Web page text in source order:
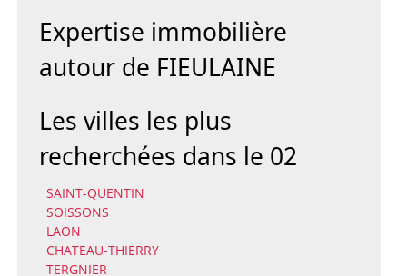
Expertise immobilière
autour de FIEULAINE
Les villes les plus
recherchées dans le 02
SAINT-QUENTIN
SOISSONS
LAON
CHATEAU-THIERRY
TERGNIER